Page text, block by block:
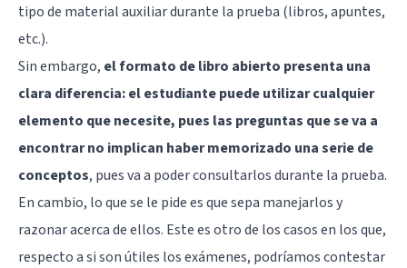
tipo de material auxiliar durante la prueba (libros, apuntes,
etc.).
Sin embargo, el formato de libro abierto presenta una
clara diferencia: el estudiante puede utilizar cualquier
elemento que necesite, pues las preguntas que se va a
encontrar no implican haber memorizado una serie de
conceptos, pues va a poder consultarlos durante la prueba.
En cambio, lo que se le pide es que sepa manejarlos y
razonar acerca de ellos. Este es otro de los casos en los que,
respecto a si son útiles los exámenes, podríamos contestar